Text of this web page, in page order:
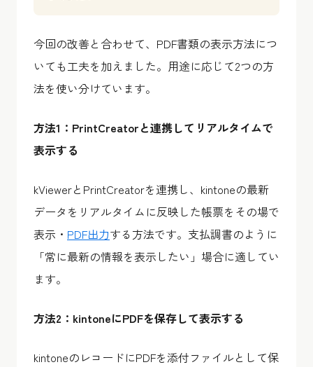
今回の改善と合わせて、PDF書類の表示方法につ
いても工夫を加えました。用途に応じて2つの方
法を使い分けています。
方法1：PrintCreatorと連携してリアルタイムで
表示する
kViewerとPrintCreatorを連携し、kintoneの最新
データをリアルタイムに反映した帳票をその場で
表示・ PDF出力する方法です。支払調書のように
「常に最新の情報を表示したい」場合に適してい
ます。
方法2：kintoneにPDFを保存して表示する
kintoneのレコードにPDFを添付ファイルとして保